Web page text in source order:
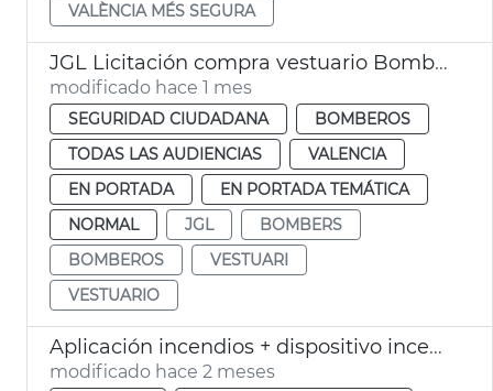
VALÈNCIA MÉS SEGURA
JGL Licitación compra vestuario Bomberos València
modificado hace 1 mes
SEGURIDAD CIUDADANA
BOMBEROS
TODAS LAS AUDIENCIAS
VALENCIA
EN PORTADA
EN PORTADA TEMÁTICA
NORMAL
JGL
BOMBERS
BOMBEROS
VESTUARI
VESTUARIO
Aplicación incendios + dispositivo incendios 2026 València
modificado hace 2 meses